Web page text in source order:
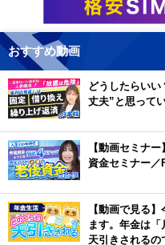
おすすめ動画
どうしたらい
丈夫”と思って
【動画セミナ
資金セミナー／
【動画で見る
ます。年金は「
天引きされるの